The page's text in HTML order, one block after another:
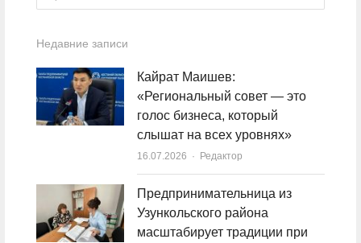
Недавние записи
Кайрат Маишев:
«Региональный совет — это
голос бизнеса, который
слышат на всех уровнях»
16.07.2026 Author
Редактор
Предпринимательница из
Узункольского района
масштабирует традиции при